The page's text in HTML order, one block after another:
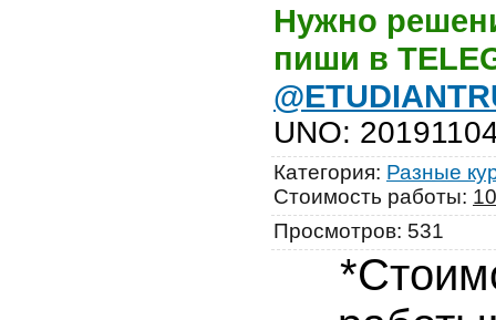
Нужно
пиши в
UNO:
Категория: Разные
Стоимость работы:
Просмотров: 531